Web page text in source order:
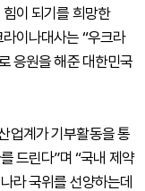
이 되기를 희망한
이나대사는 “우크라
응원을 해준 대한민국
업계가 기부활동을 통
드린다”며 “국내 제약
라 국위를 선양하는데